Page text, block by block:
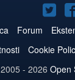
na
Forum
Cookie
- 2026 Open